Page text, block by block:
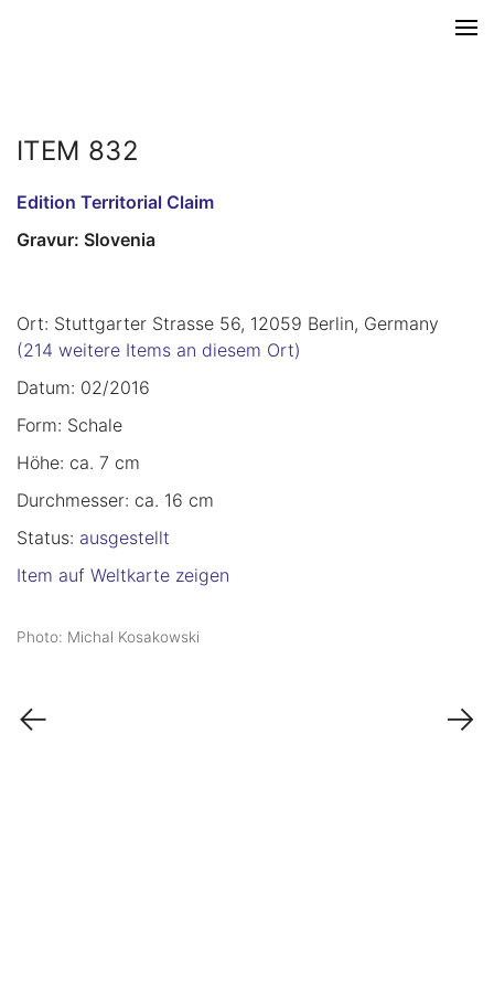
ITEM 832
Edition Territorial Claim
Gravur: Slovenia
Ort: Stuttgarter Strasse 56, 12059 Berlin, Germany
(214 weitere Items an diesem Ort)
Datum: 02/2016
Form: Schale
Höhe: ca. 7 cm
Durchmesser: ca. 16 cm
Status: ausgestellt
Item auf Weltkarte zeigen
Photo: Michal Kosakowski
← →